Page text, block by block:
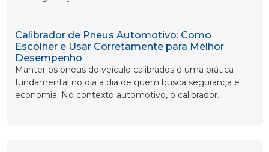
Calibrador de Pneus Automotivo: Como
Escolher e Usar Corretamente para Melhor
Desempenho
Manter os pneus do veículo calibrados é uma prática
fundamental no dia a dia de quem busca segurança e
economia. No contexto automotivo, o calibrador...